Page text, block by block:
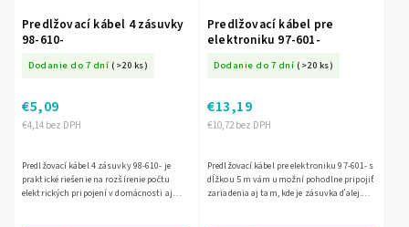
Predlžovací kábel 4 zásuvky
98-610-
Dodanie do 7 dní (>20 ks)
€4,14 bez DPH
€5,09
Predlžovací kábel 4 zásuvky 98-610- je
praktické riešenie na rozšírenie počtu
elektrických pripojení v domácnosti aj
Predlžovací kábel pre
elektroniku 97-601-
Dodanie do 7 dní (>20 ks)
€10,72 bez DPH
€13,19
Predlžovací kábel pre elektroniku 97-601- s
dĺžkou 5 m vám umožní pohodlne pripojiť
zariadenia aj tam, kde je zásuvka ďalej.